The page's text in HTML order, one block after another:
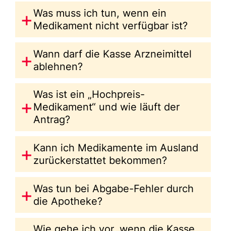
Was muss ich tun, wenn ein
Medikament nicht verfügbar ist?
Wann darf die Kasse Arzneimittel
ablehnen?
Was ist ein „Hochpreis-
Medikament“ und wie läuft der
Antrag?
Kann ich Medikamente im Ausland
zurückerstattet bekommen?
Was tun bei Abgabe-Fehler durch
die Apotheke?